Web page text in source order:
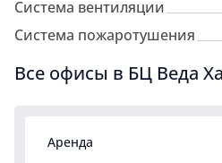
Система вентиляции
Система пожаротушения
Все офисы в БЦ Веда
Аренда